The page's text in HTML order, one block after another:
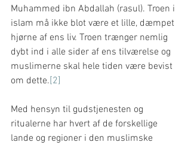
Muhammed ibn Abdallah (rasul). Troen i
islam må ikke blot være et lille, dæmpet
hjørne af ens liv. Troen trænger nemlig
dybt ind i alle sider af ens tilværelse og
muslimerne skal hele tiden være bevist
om dette.[2]
Med hensyn til gudstjenesten og
ritualerne har hvert af de forskellige
lande og regioner i den muslimske